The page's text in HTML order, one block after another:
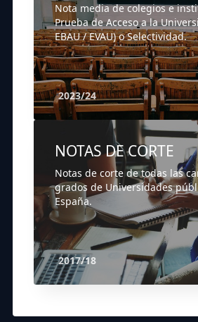
Nota media de colegios e
Prueba de Acceso a la
EBAU / EVAU) o Selectividad.
2023/24
NOTAS DE CORTE
Notas de corte de todas las
grados de Universidades
España.
2017/18